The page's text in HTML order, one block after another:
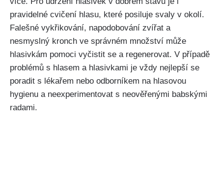
pravidelné ‌cvičení hlasu, ‌které posiluje svaly ‌v okolí.
Falešné vykřikování, napodobování ⁤zvířat a
nesmyslný kronch ve správném množství může
hlasivkám pomoci vyčistit​ se a regenerovat. V případě
problémů s ⁣hlasem a hlasivkami⁤ je vždy ⁢nejlepší se
poradit s lékařem nebo odborníkem na hlasovou
hygienu a ⁤neexperimentovat ‌s neověřenými babskými
radami.